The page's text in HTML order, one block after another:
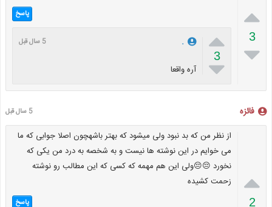

3

پاسخ

3

. 5 سال قبل
آره واقعا
فائزه 5 سال قبل

2
از نظر من که بد نبود ولی میشود که بهتر باشهچون اصلا جوابی که ما
می خوایم در این نوشته ها نیست و به شخصه به درد من یکی که
نخورد 😔😔ولی این هم مهمه که کسی که این مطالب رو نوشته
زحمت کشیده
پاسخ